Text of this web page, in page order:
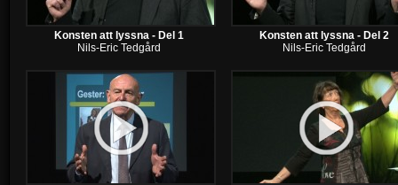
Konsten att lyssna - Del 1
Nils-Eric Tedgård
Konsten att lyssna - Del 2
Nils-Eric Tedgård